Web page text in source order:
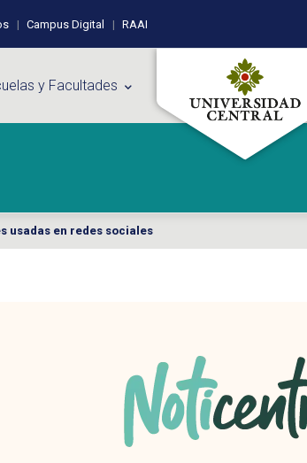
Campus Digital RAAI
y Facultades
usadas en redes sociales